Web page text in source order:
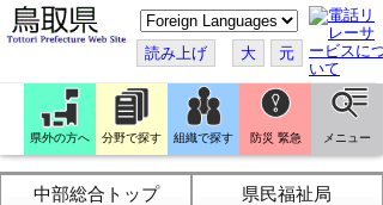
こ
の
ペ
ー
ジ
翻
訳
す
る
読み上げ 大 元
県外の方へ 分野で探す 組織で探す 防災 緊急 メニュー
中部総合トップ
県民福祉局